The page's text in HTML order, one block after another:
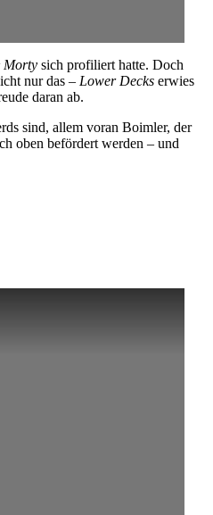
Morty sich profiliert hatte. Doch
nur das – Lower Decks erwies
daran ab.
sind, allem voran Boimler, der
oben befördert werden – und